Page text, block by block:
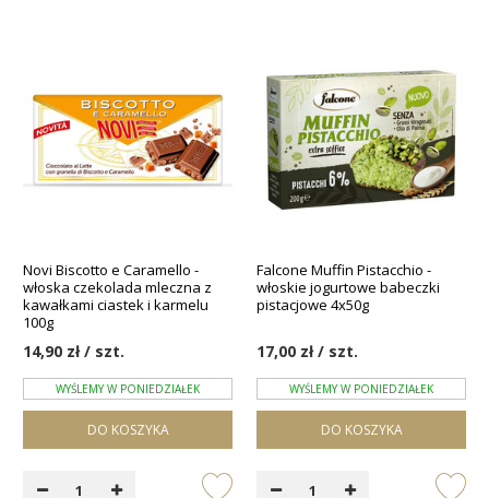
Novi Biscotto e Caramello -
włoska czekolada mleczna z
kawałkami ciastek i karmelu
100g
14,90 zł / szt.
WYŚLEMY W PONIEDZIAŁEK
DO KOSZYKA
Falcone Muffin Pistacchio -
włoskie jogurtowe babeczki
pistacjowe 4x50g
17,00 zł / szt.
WYŚLEMY W PONIEDZIAŁEK
DO KOSZYKA